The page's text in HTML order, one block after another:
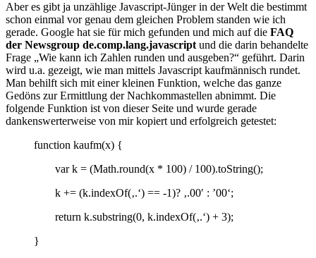
Aber es gibt ja unzählige Javascript-Jünger in der Welt die bestimmt
schon einmal vor genau dem gleichen Problem standen wie ich
gerade. Google hat sie für mich gefunden und mich auf die FAQ
der Newsgroup de.comp.lang.javascript und die darin behandelte
Frage „Wie kann ich Zahlen runden und ausgeben?“ geführt. Darin
wird u.a. gezeigt, wie man mittels Javascript kaufmännisch rundet.
Man behilft sich mit einer kleinen Funktion, welche das ganze
Gedöns zur Ermittlung der Nachkommastellen abnimmt. Die
folgende Funktion ist von dieser Seite und wurde gerade
dankenswerterweise von mir kopiert und erfolgreich getestet:
function kaufm(x) {
var k = (Math.round(x * 100) / 100).toString();
k += (k.indexOf(‚.‘) == -1)? ‚.00′ : ’00‘;
return k.substring(0, k.indexOf(‚.‘) + 3);
}